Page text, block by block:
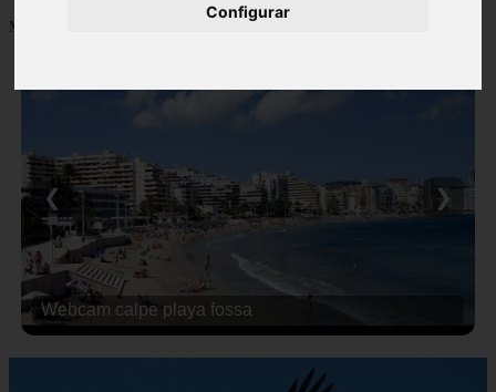
Configurar
Mostrando 1 - 24 de 478 artículos
Webcam calpe playa fossa
❮ ❯